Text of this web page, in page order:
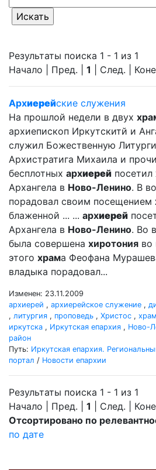
Результаты поиска 1 - 1 из 1
Начало | Пред. | 1 | След. |
Архиерейские служения
На прошлой недели в двух
архиепископ Иркутскитй и
служил Божественную
Архистратига Михаила и
бесплотных архиерей посетил
Архангела в Ново-Ленино. В
порадовал своим посещением
блаженной ... ... архиерей
Архангела в Ново-Ленино. Во
была совершена хиротония во
этого храма Феофана
владыка порадовал...
Изменен: 23.11.2009
архиерей , архиерейское служение ,
, литургия , проповедь , Христос , храм
иркутска , Иркутская епархия , Ново-
район
Путь: Иркутская епархия.
портал / Новости епархии
Результаты поиска 1 - 1 из 1
Начало | Пред. | 1 | След. |
Отсортировано по
по дате